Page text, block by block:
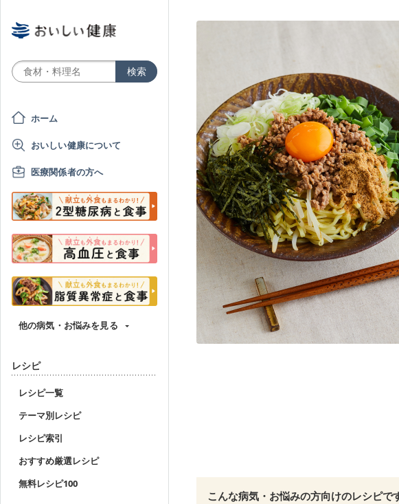
ホーム
おいしい健康について
医療関係者の方へ
他の病気・お悩みを見る
レシピ
レシピ一覧
テーマ別レシピ
レシピ索引
おすすめ厳選レシピ
無料レシピ100
こんな病気・お悩みの方向けのレシピで